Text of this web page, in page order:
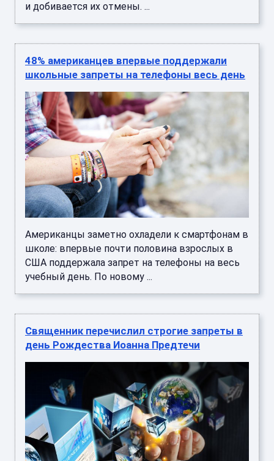
и добивается их отмены. ...
48% американцев впервые поддержали
школьные запреты на телефоны весь день
Американцы заметно охладели к смартфонам в
школе: впервые почти половина взрослых в
США поддержала запрет на телефоны на весь
учебный день. По новому ...
Священник перечислил строгие запреты в
день Рождества Иоанна Предтечи